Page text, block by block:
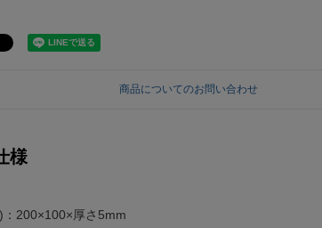
商品についてのお問い合わせ
様
：200×100×厚さ5mm